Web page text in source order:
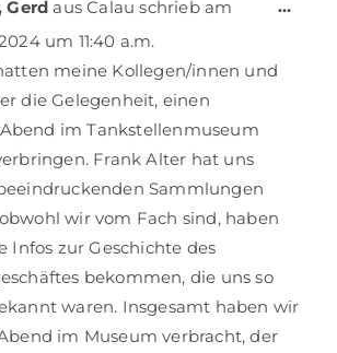
Gerd aus Calau schrieb am
um 11:40 a.m.
meine Kollegen/innen und
die Gelegenheit, einen
im Tankstellenmuseum
Frank Alter hat uns
Sammlungen
wir vom Fach sind, haben
Infos zur Geschichte des
bekommen, die uns so
waren. Insgesamt haben wir
im Museum verbracht, der
…